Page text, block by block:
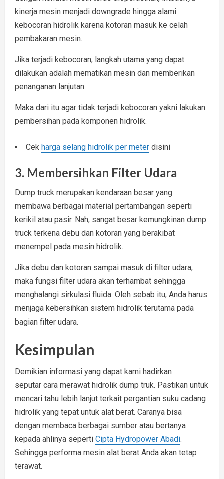
kinerja mesin menjadi downgrade hingga alami
kebocoran hidrolik karena kotoran masuk ke celah
pembakaran mesin.
Jika terjadi kebocoran, langkah utama yang dapat
dilakukan adalah mematikan mesin dan memberikan
penanganan lanjutan.
Maka dari itu agar tidak terjadi kebocoran yakni lakukan
pembersihan pada komponen hidrolik.
Cek harga selang hidrolik per meter disini
3. Membersihkan Filter Udara
Dump truck merupakan kendaraan besar yang
membawa berbagai material pertambangan seperti
kerikil atau pasir. Nah, sangat besar kemungkinan dump
truck terkena debu dan kotoran yang berakibat
menempel pada mesin hidrolik.
Jika debu dan kotoran sampai masuk di filter udara,
maka fungsi filter udara akan terhambat sehingga
menghalangi sirkulasi fluida. Oleh sebab itu, Anda harus
menjaga kebersihkan sistem hidrolik terutama pada
bagian filter udara.
Kesimpulan
Demikian informasi yang dapat kami hadirkan
seputar cara merawat hidrolik dump truk. Pastikan untuk
mencari tahu lebih lanjut terkait pergantian suku cadang
hidrolik yang tepat untuk alat berat. Caranya bisa
dengan membaca berbagai sumber atau bertanya
kepada ahlinya seperti Cipta Hydropower Abadi.
Sehingga performa mesin alat berat Anda akan tetap
terawat.